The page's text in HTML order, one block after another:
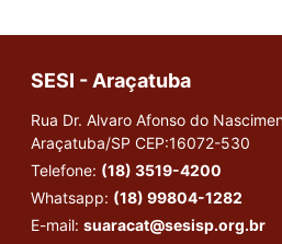
SESI - Araçatuba
Rua Dr. Alvaro Afonso do
Araçatuba/SP CEP:16072-530
Telefone: (18) 3519-4200
Whatsapp: (18) 99804-1282
E-mail: suaracat@sesisp.org.br